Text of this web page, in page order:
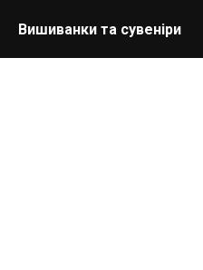
Вишиванки та сувеніри